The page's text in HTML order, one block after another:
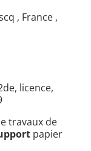
, France ,
licence,
travaux de
papier